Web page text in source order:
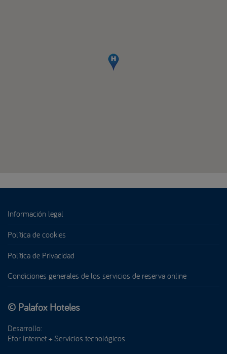
Información legal
Política de cookies
Política de Privacidad
Condiciones generales de los servicios de reserva online
© Palafox Hoteles
Desarrollo:
Efor Internet + Servicios tecnológicos